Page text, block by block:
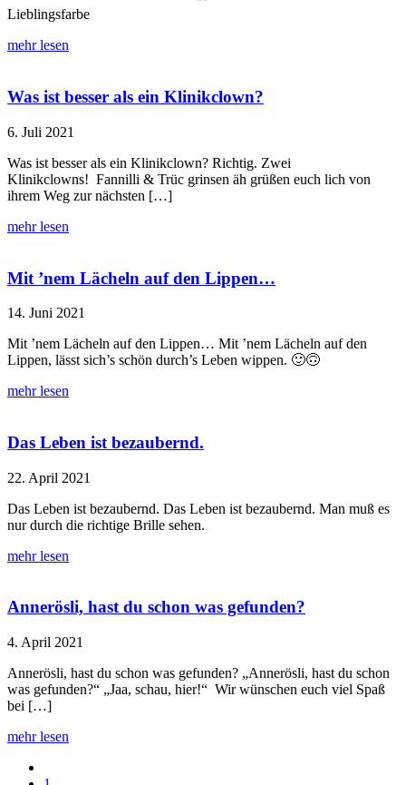
Lieblingsfarbe
mehr lesen
Was ist besser als ein Klinikclown?
6. Juli 2021
Was ist besser als ein Klinikclown? Richtig. Zwei
Klinikclowns! Fannilli & Trüc grinsen äh grüßen euch lich von
ihrem Weg zur nächsten […]
mehr lesen
Mit ’nem Lächeln auf den Lippen…
14. Juni 2021
Mit ’nem Lächeln auf den Lippen… Mit ’nem Lächeln auf den
Lippen, lässt sich’s schön durch’s Leben wippen. 🙂🙃
mehr lesen
Das Leben ist bezaubernd.
22. April 2021
Das Leben ist bezaubernd. Das Leben ist bezaubernd. Man muß es
nur durch die richtige Brille sehen.
mehr lesen
Annerösli, hast du schon was gefunden?
4. April 2021
Annerösli, hast du schon was gefunden? „Annerösli, hast du schon
was gefunden?“ „Jaa, schau, hier!“ Wir wünschen euch viel Spaß
bei […]
mehr lesen